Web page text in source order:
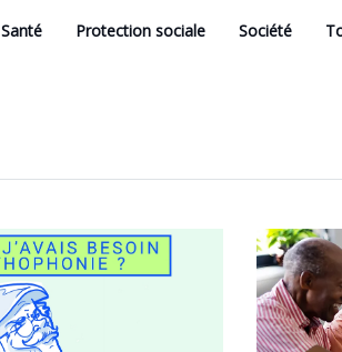
Santé Protection sociale Société